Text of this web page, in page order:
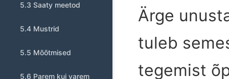
5.3 Saaty meetod
5.4 Mustrid
5.5 Mõõtmised
5.6 Parem kui varem
Ärge
tuleb
tegemist